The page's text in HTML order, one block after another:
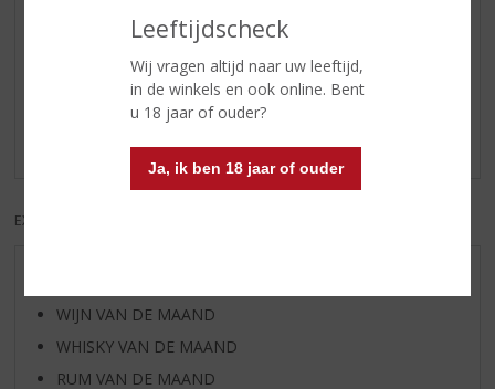
Leeftijdscheck
Wij vragen altijd naar uw leeftijd,
in de winkels en ook online. Bent
u 18 jaar of ouder?
Ja, ik ben 18 jaar of ouder
Reviews
Schrijf een review
Er zijn nog geen reviews geplaatst voor dit product
EXCL. BTW
WIJN VAN DE MAAND
WHISKY VAN DE MAAND
RUM VAN DE MAAND